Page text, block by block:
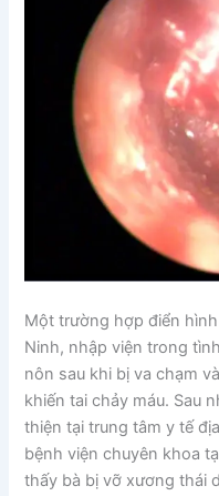
Một trường hợp điển
Ninh, nhập viện trong
nôn sau khi bị va chạm
khiến tai chảy máu. Sau
thiện tại trung tâm y tế
bệnh viện chuyên khoa
thấy bà bị vỡ xương thái